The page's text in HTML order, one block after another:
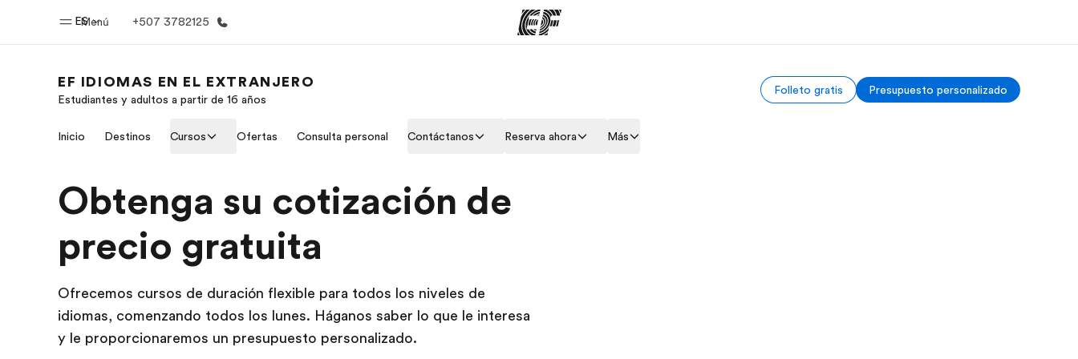
Menú
ES +507 3782125
Bienvenido a EF Ver todo lo que hacemos Encuentra una oficina
EF IDIOMAS EN EL EXTRANJERO
Estudiantes y adultos a partir de 16 años
Folleto gratis Presupuesto personalizado
Inicio Destinos Cursos Ofertas Consulta personal Contáctanos Reserva ahora Más
Obtenga su cotización de
precio gratuita
Ofrecemos cursos de duración flexible para todos los niveles de
idiomas, comenzando todos los lunes. Háganos saber lo que le interesa
y le proporcionaremos un presupuesto personalizado.